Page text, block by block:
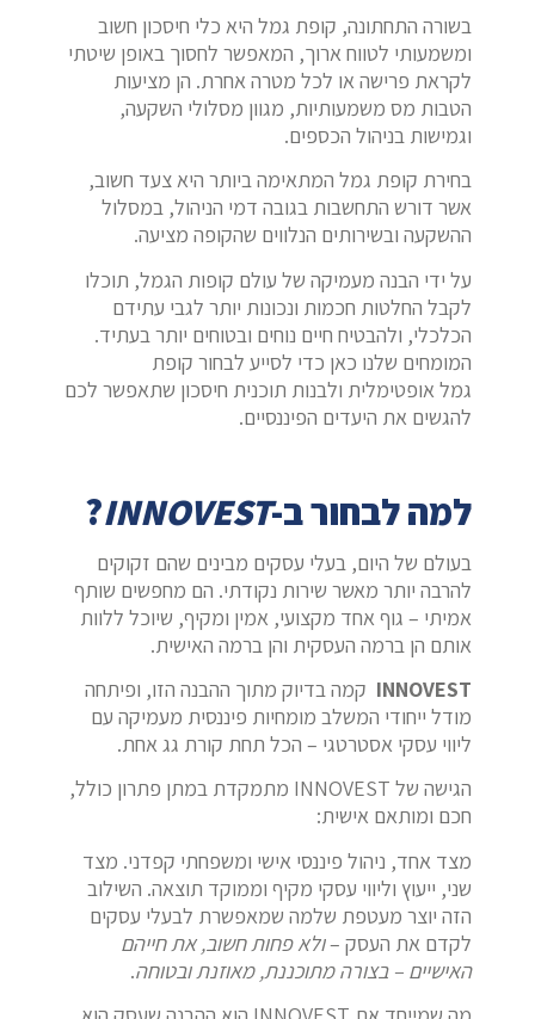
בשורה התחתונה, קופת גמל היא כלי חיסכון חשוב
ומשמעותי לטווח ארוך, המאפשר לחסוך באופן שיטתי
לקראת פרישה או לכל מטרה אחרת. הן מציעות
הטבות מס משמעותיות, מגוון מסלולי השקעה,
וגמישות בניהול הכספים.
בחירת קופת גמל המתאימה ביותר היא צעד חשוב,
אשר דורש התחשבות בגובה דמי הניהול, במסלול
ההשקעה ובשירותים הנלווים שהקופה מציעה.
על ידי הבנה מעמיקה של עולם קופות הגמל, תוכלו
לקבל החלטות חכמות ונכונות יותר לגבי עתידם
הכלכלי, ולהבטיח חיים נוחים ובטוחים יותר בעתיד.
המומחים שלנו כאן כדי לסייע לבחור קופת
גמל אופטימלית ולבנות תוכנית חיסכון שתאפשר לכם
להגשים את היעדים הפיננסיים.
למה לבחור ב-INNOVEST
?
בעולם של היום, בעלי עסקים מבינים שהם זקוקים
להרבה יותר מאשר שירות נקודתי. הם מחפשים שותף
אמיתי – גוף אחד מקצועי, אמין ומקיף, שיוכל ללוות
אותם הן ברמה העסקית והן ברמה האישית.
INNOVEST קמה בדיוק מתוך ההבנה הזו, ופיתחה
מודל ייחודי המשלב מומחיות פיננסית מעמיקה עם
ליווי עסקי אסטרטגי – הכל תחת קורת גג אחת.
הגישה של INNOVEST מתמקדת במתן פתרון כולל,
חכם ומותאם אישית:
מצד אחד, ניהול פיננסי אישי ומשפחתי קפדני. מצד
שני, ייעוץ וליווי עסקי מקיף וממוקד תוצאה. השילוב
הזה יוצר מעטפת שלמה שמאפשרת לבעלי עסקים
לקדם את העסק –ולא פחות חשוב, את חייהם
האישיים – בצורה מתוכננת, מאוזנת ובטוחה.